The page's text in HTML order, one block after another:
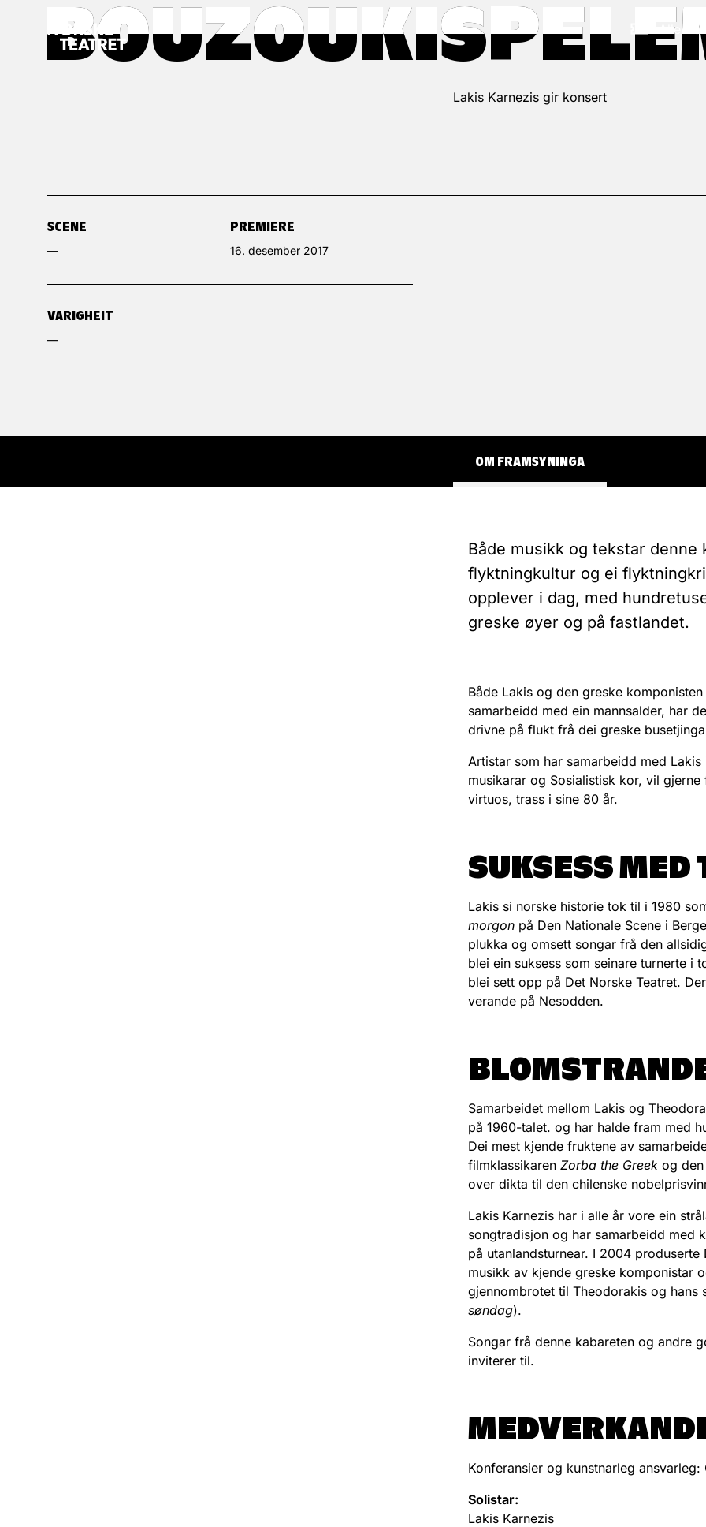
Alle
Lakis Karnezis gir konsert
SCENE
—
PREMIERE
16. desember 2017
VARIGHEIT
—
OM FRAMSYNINGA
Både musikk og tekstar
flyktningkultur og ei
opplever i dag, med
greske øyer og på fastlandet.
Både Lakis og den greske
samarbeidd med ein mannsalder, har
drivne på flukt frå dei greske
Artistar som har samarbeidd med
musikarar og Sosialistisk kor, vil
virtuos, trass i sine 80 år.
SUKSESS MED
Lakis si norske historie tok til i 1980
morgon på Den Nationale Scene i
plukka og omsett songar frå den
blei ein suksess som seinare turnerte i
blei sett opp på Det Norske Teatret.
verande på Nesodden.
Samarbeidet mellom Lakis og
på 1960-talet. og har halde fram med
Dei mest kjende fruktene av
filmklassikarenZorba the Greekog
over dikta til den chilenske
Lakis Karnezis har i alle år vore ein
songtradisjon og har samarbeidd med
på utanlandsturnear. I 2004
musikk av kjende greske komponistar
gjennombrotet til Theodorakis og hans
søndag).
Songar frå denne kabareten og andre
inviterer til.
Konferansier og kunstnarleg ansvarleg:
Solistar:
Lakis Karnezis